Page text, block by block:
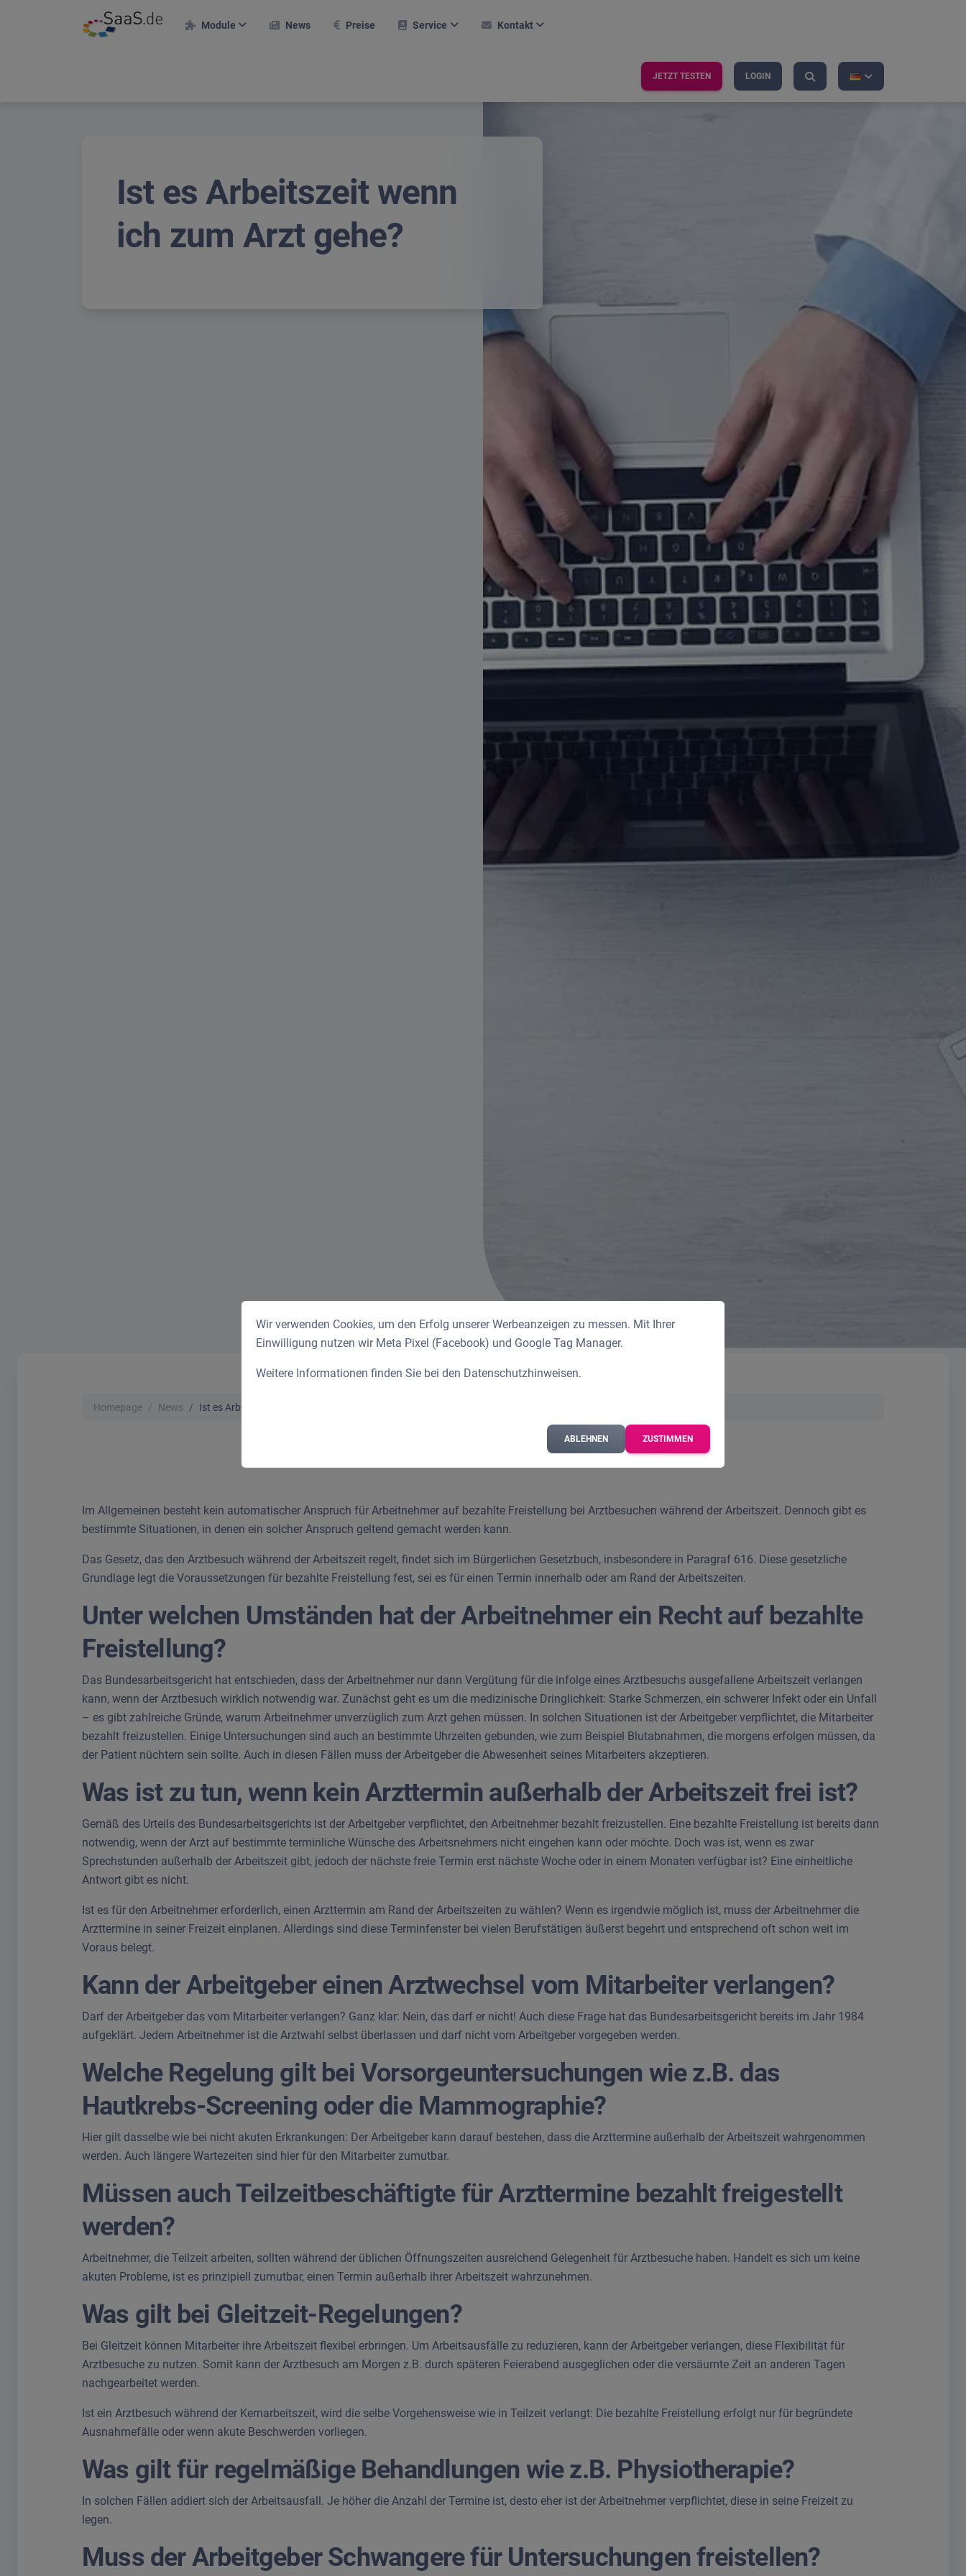
Module
Projekte & Kunden
Reisekosten
Termine
Compliance
News Preise Service
Mobiler Einsatz
Online-Hilfe
Kontakt
Über Uns
JETZT TESTEN LOGIN
Ist es Arbeitszeit wenn
ich zum Arzt gehe?
Homepage News Ist es Arbeitszeit wenn ich zum Arzt gehe?
Im Allgemeinen besteht kein automatischer Anspruch für Arbeitnehmer auf bezahlte Freistellung bei Arztbesuchen während der Arbeitszeit. Dennoch gibt es
bestimmte Situationen, in denen ein solcher Anspruch geltend gemacht werden kann.
Das Gesetz, das den Arztbesuch während der Arbeitszeit regelt, findet sich im Bürgerlichen Gesetzbuch, insbesondere in Paragraf 616. Diese gesetzliche
Grundlage legt die Voraussetzungen für bezahlte Freistellung fest, sei es für einen Termin innerhalb oder am Rand der Arbeitszeiten.
Unter welchen Umständen hat der Arbeitnehmer ein Recht auf bezahlte
Freistellung?
Das Bundesarbeitsgericht hat entschieden, dass der Arbeitnehmer nur dann Vergütung für die infolge eines Arztbesuchs ausgefallene Arbeitszeit verlangen
kann, wenn der Arztbesuch wirklich notwendig war. Zunächst geht es um die medizinische Dringlichkeit: Starke Schmerzen, ein schwerer Infekt oder ein Unfall
– es gibt zahlreiche Gründe, warum Arbeitnehmer unverzüglich zum Arzt gehen müssen. In solchen Situationen ist der Arbeitgeber verpflichtet, die Mitarbeiter
bezahlt freizustellen. Einige Untersuchungen sind auch an bestimmte Uhrzeiten gebunden, wie zum Beispiel Blutabnahmen, die morgens erfolgen müssen, da
der Patient nüchtern sein sollte. Auch in diesen Fällen muss der Arbeitgeber die Abwesenheit seines Mitarbeiters akzeptieren.
Was ist zu tun, wenn kein Arzttermin außerhalb der Arbeitszeit frei ist?
Gemäß des Urteils des Bundesarbeitsgerichts ist der Arbeitgeber verpflichtet, den Arbeitnehmer bezahlt freizustellen. Eine bezahlte Freistellung ist bereits dann
notwendig, wenn der Arzt auf bestimmte terminliche Wünsche des Arbeitsnehmers nicht eingehen kann oder möchte. Doch was ist, wenn es zwar
Sprechstunden außerhalb der Arbeitszeit gibt, jedoch der nächste freie Termin erst nächste Woche oder in einem Monaten verfügbar ist? Eine einheitliche
Antwort gibt es nicht.
Ist es für den Arbeitnehmer erforderlich, einen Arzttermin am Rand der Arbeitszeiten zu wählen? Wenn es irgendwie möglich ist, muss der Arbeitnehmer die
Arzttermine in seiner Freizeit einplanen. Allerdings sind diese Terminfenster bei vielen Berufstätigen äußerst begehrt und entsprechend oft schon weit im
Voraus belegt.
Kann der Arbeitgeber einen Arztwechsel vom Mitarbeiter verlangen?
Darf der Arbeitgeber das vom Mitarbeiter verlangen? Ganz klar: Nein, das darf er nicht! Auch diese Frage hat das Bundesarbeitsgericht bereits im Jahr 1984
aufgeklärt. Jedem Arbeitnehmer ist die Arztwahl selbst überlassen und darf nicht vom Arbeitgeber vorgegeben werden.
Welche Regelung gilt bei Vorsorgeuntersuchungen wie z.B. das
Hautkrebs-Screening oder die Mammographie?
Hier gilt dasselbe wie bei nicht akuten Erkrankungen: Der Arbeitgeber kann darauf bestehen, dass die Arzttermine außerhalb der Arbeitszeit wahrgenommen
werden. Auch längere Wartezeiten sind hier für den Mitarbeiter zumutbar.
Müssen auch Teilzeitbeschäftigte für Arzttermine bezahlt freigestellt
werden?
Arbeitnehmer, die Teilzeit arbeiten, sollten während der üblichen Öffnungszeiten ausreichend Gelegenheit für Arztbesuche haben. Handelt es sich um keine
akuten Probleme, ist es prinzipiell zumutbar, einen Termin außerhalb ihrer Arbeitszeit wahrzunehmen.
Was gilt bei Gleitzeit-Regelungen?
Bei Gleitzeit können Mitarbeiter ihre Arbeitszeit flexibel erbringen. Um Arbeitsausfälle zu reduzieren, kann der Arbeitgeber verlangen, diese Flexibilität für
Arztbesuche zu nutzen. Somit kann der Arztbesuch am Morgen z.B. durch späteren Feierabend ausgeglichen oder die versäumte Zeit an anderen Tagen
nachgearbeitet werden.
Ist ein Arztbesuch während der Kernarbeitszeit, wird die selbe Vorgehensweise wie in Teilzeit verlangt: Die bezahlte Freistellung erfolgt nur für begründete
Ausnahmefälle oder wenn akute Beschwerden vorliegen.
Was gilt für regelmäßige Behandlungen wie z.B. Physiotherapie?
In solchen Fällen addiert sich der Arbeitsausfall. Je höher die Anzahl der Termine ist, desto eher ist der Arbeitnehmer verpflichtet, diese in seine Freizeit zu
legen.
Muss der Arbeitgeber Schwangere für Untersuchungen freistellen?
Wir verwenden Cookies, um den Erfolg unserer Werbeanzeigen zu messen. Mit Ihrer
Einwilligung nutzen wir Meta Pixel (Facebook) und Google Tag Manager.
Weitere Informationen finden Sie bei den Datenschutzhinweisen.
ABLEHNEN ZUSTIMMEN